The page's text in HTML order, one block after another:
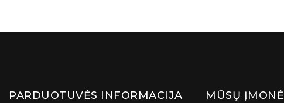
PARDUOTUVĖS INFORMACIJA MŪSŲ ĮMONĖ